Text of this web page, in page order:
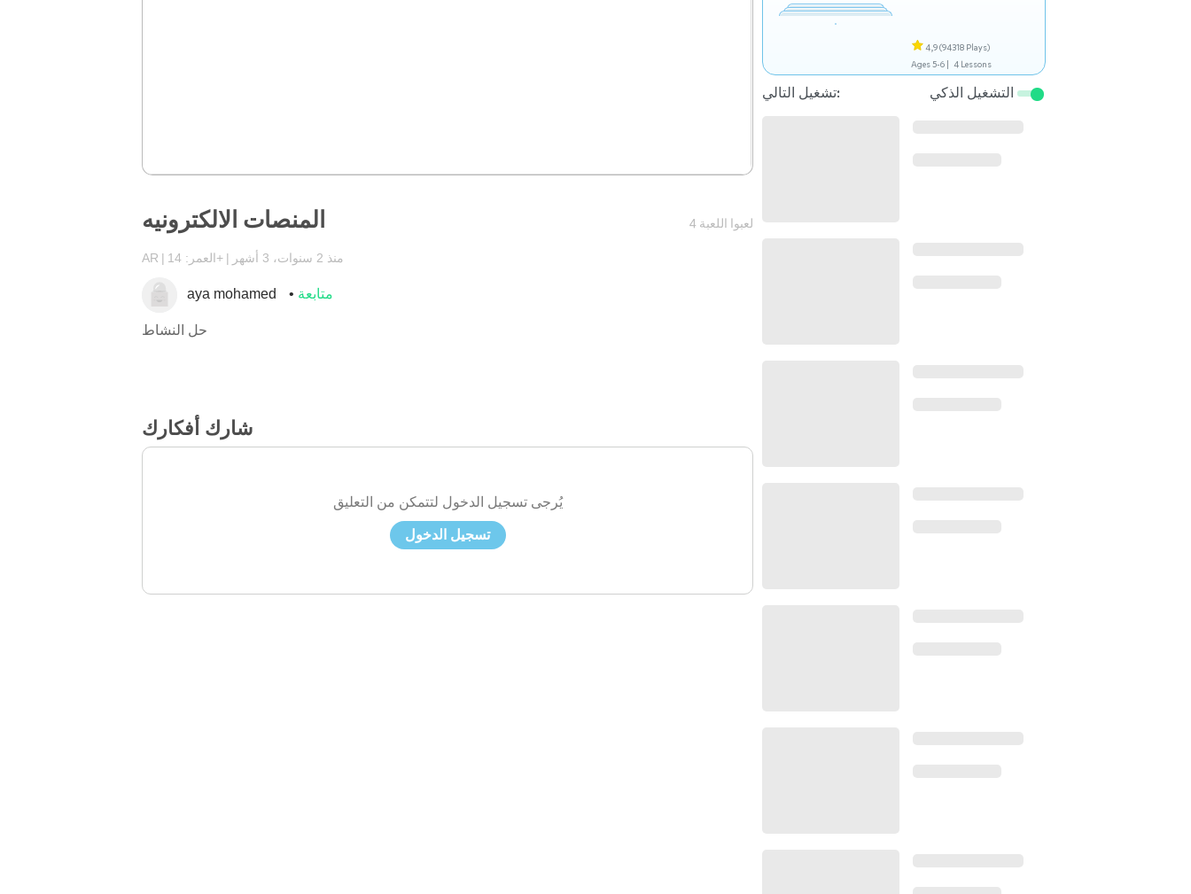
المنصات الالكترونيه 4 لعبوا اللعبة
AR العمر: 14+ منذ 2 سنوات، 3 أشهر
aya mohamed متابعة
حل النشاط
شارك أفكارك
يُرجى تسجيل الدخول لتتمكن من التعليق
تسجيل الدخول
4,9(94318 Plays)
Ages 5-6 | 4 Lessons
تشغيل التالي: